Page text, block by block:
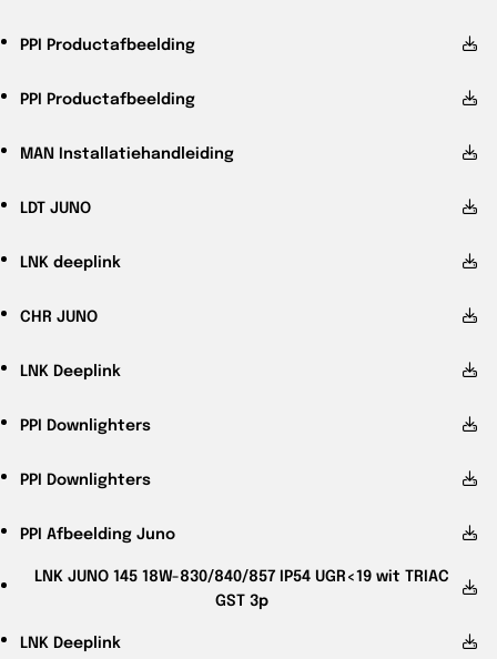
PPI Productafbeelding
PPI Productafbeelding
MAN Installatiehandleiding
LDT JUNO
LNK deeplink
CHR JUNO
LNK Deeplink
PPI Downlighters
PPI Downlighters
PPI Afbeelding Juno
LNK JUNO 145 18W-830/840/857 IP54 UGR<19 wit TRIAC
GST 3p
LNK Deeplink